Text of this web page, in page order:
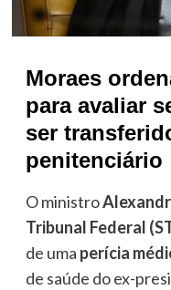
Moraes
para avaliar
ser
penitenciário
O ministro
Tribunal Federal
de uma perícia
de saúde do ex-